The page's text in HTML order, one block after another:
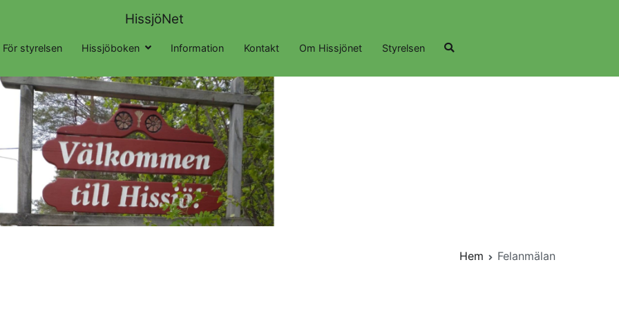
HissjöNet
För styrelsen Hissjöboken Information Kontakt Om Hissjönet Styrelsen
Hem Felanmälan